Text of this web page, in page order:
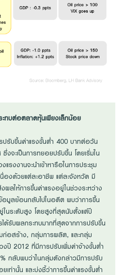
ทบต่อตลาดหุ้นเพียงเล็กน้อย
ปรับขึ้นค่าแรงขั้นต่ำ 400 บาทต่อวัน
ซึ่งจะเป็นการทยอยปรับขึ้น โดยเริ่มใน
รงงานจะนำเข้าหารือในการประชุม
องด้วยแต่ละอาชีพ แต่ละจังหวัด มี
ผลให้การขึ้นค่าแรงอยู่ในช่วงระหว่าง
อมูลย้อนกลับไปในอดีต พบว่าการขึ้น
ในระดับสูง โดยสูงที่สุดนับตั้งแต่ปี
ด้รับผลกระทบมากที่สุดจากการปรับขึ้น
อสร้าง, กลุ่มการผลิต, และกลุ่ม
งปี 2012 ที่มีการปรับเพิ่มค่าจ้างขั้นต่ำ
กลับพบว่าในกลุ่มดังกล่าวมีการปรับ
ท่านั้น และบ่งชี้ว่าการขึ้นค่าแรงขั้นต่ำ